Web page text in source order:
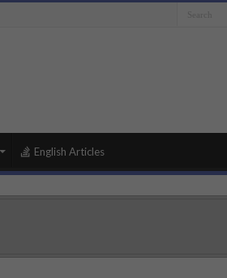
English Articles